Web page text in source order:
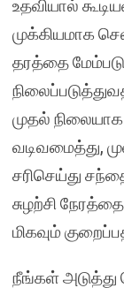
உதவியால்
முக்கியமாக
தரத்தை
முதல்
வடிவமைத்து,
சரிசெய்து
சுழற்சி
மிகவும்
நீங்கள் அடுத்து